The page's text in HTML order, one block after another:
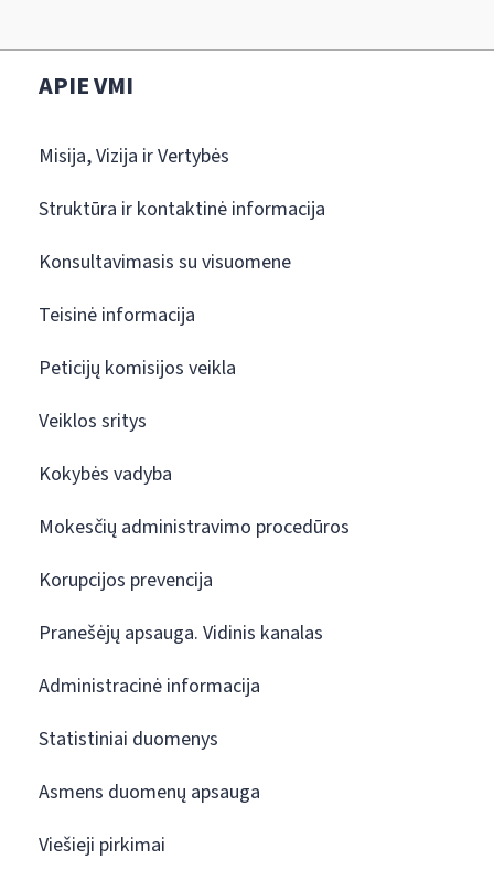
APIE VMI
Misija, Vizija ir Vertybės
Struktūra ir kontaktinė informacija
Konsultavimasis su visuomene
Teisinė informacija
Peticijų komisijos veikla
Veiklos sritys
Kokybės vadyba
Mokesčių administravimo procedūros
Korupcijos prevencija
Pranešėjų apsauga. Vidinis kanalas
Administracinė informacija
Statistiniai duomenys
Asmens duomenų apsauga
Viešieji pirkimai